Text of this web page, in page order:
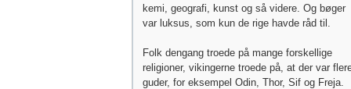
kemi, geografi, kunst og så videre. Og bøger
var luksus, som kun de rige havde råd til.
Folk dengang troede på mange forskellige
religioner, vikingerne troede på, at der var
guder, for eksempel Odin, Thor, Sif og Freja.